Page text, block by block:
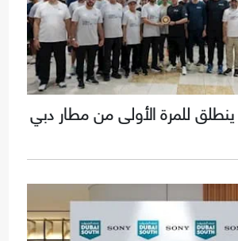
للمرة الأولى من مطار دبي